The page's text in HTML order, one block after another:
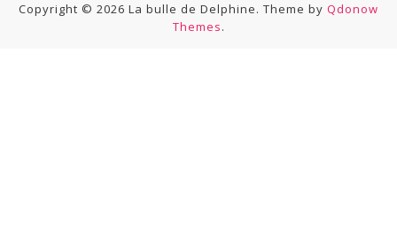
Copyright © 2026 La bulle de Delphine. Theme by Qdonow
Themes.